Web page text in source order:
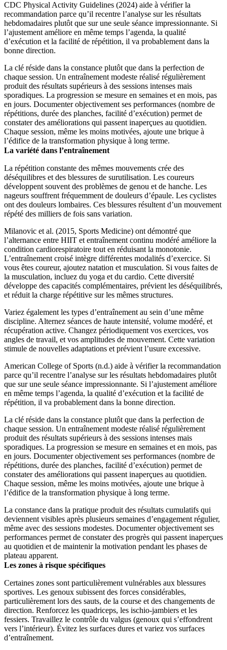
CDC Physical Activity Guidelines (2024) aide à vérifier la
recommandation parce qu’il recentre l’analyse sur les résultats
hebdomadaires plutôt que sur une seule séance impressionnante. Si
l’ajustement améliore en même temps l’agenda, la qualité
d’exécution et la facilité de répétition, il va probablement dans la
bonne direction.
La clé réside dans la constance plutôt que dans la perfection de
chaque session. Un entraînement modeste réalisé régulièrement
produit des résultats supérieurs à des sessions intenses mais
sporadiques. La progression se mesure en semaines et en mois, pas
en jours. Documenter objectivement ses performances (nombre de
répétitions, durée des planches, facilité d’exécution) permet de
constater des améliorations qui passent inaperçues au quotidien.
Chaque session, même les moins motivées, ajoute une brique à
l’édifice de la transformation physique à long terme.
La variété dans l’entraînement
La répétition constante des mêmes mouvements crée des
déséquilibres et des blessures de surutilisation. Les coureurs
développent souvent des problèmes de genou et de hanche. Les
nageurs souffrent fréquemment de douleurs d’épaule. Les cyclistes
ont des douleurs lombaires. Ces blessures résultent d’un mouvement
répété des milliers de fois sans variation.
Milanovic et al. (2015, Sports Medicine) ont démontré que
l’alternance entre HIIT et entraînement continu modéré améliore la
condition cardiorespiratoire tout en réduisant la monotonie.
L’entraînement croisé intègre différentes modalités d’exercice. Si
vous êtes coureur, ajoutez natation et musculation. Si vous faites de
la musculation, incluez du yoga et du cardio. Cette diversité
développe des capacités complémentaires, prévient les déséquilibrés,
et réduit la charge répétitive sur les mêmes structures.
Variez également les types d’entraînement au sein d’une même
discipline. Alternez séances de haute intensité, volume modéré, et
récupération active. Changez périodiquement vos exercices, vos
angles de travail, et vos amplitudes de mouvement. Cette variation
stimule de nouvelles adaptations et prévient l’usure excessive.
American College of Sports (n.d.) aide à vérifier la recommandation
parce qu’il recentre l’analyse sur les résultats hebdomadaires plutôt
que sur une seule séance impressionnante. Si l’ajustement améliore
en même temps l’agenda, la qualité d’exécution et la facilité de
répétition, il va probablement dans la bonne direction.
La clé réside dans la constance plutôt que dans la perfection de
chaque session. Un entraînement modeste réalisé régulièrement
produit des résultats supérieurs à des sessions intenses mais
sporadiques. La progression se mesure en semaines et en mois, pas
en jours. Documenter objectivement ses performances (nombre de
répétitions, durée des planches, facilité d’exécution) permet de
constater des améliorations qui passent inaperçues au quotidien.
Chaque session, même les moins motivées, ajoute une brique à
l’édifice de la transformation physique à long terme.
La constance dans la pratique produit des résultats cumulatifs qui
deviennent visibles après plusieurs semaines d’engagement régulier,
même avec des sessions modestes. Documenter objectivement ses
performances permet de constater des progrès qui passent inaperçues
au quotidien et de maintenir la motivation pendant les phases de
plateau apparent.
Les zones à risque spécifiques
Certaines zones sont particulièrement vulnérables aux blessures
sportives. Les genoux subissent des forces considérables,
particulièrement lors des sauts, de la course et des changements de
direction. Renforcez les quadriceps, les ischio-jambiers et les
fessiers. Travaillez le contrôle du valgus (genoux qui s’effondrent
vers l’intérieur). Évitez les surfaces dures et variez vos surfaces
d’entraînement.